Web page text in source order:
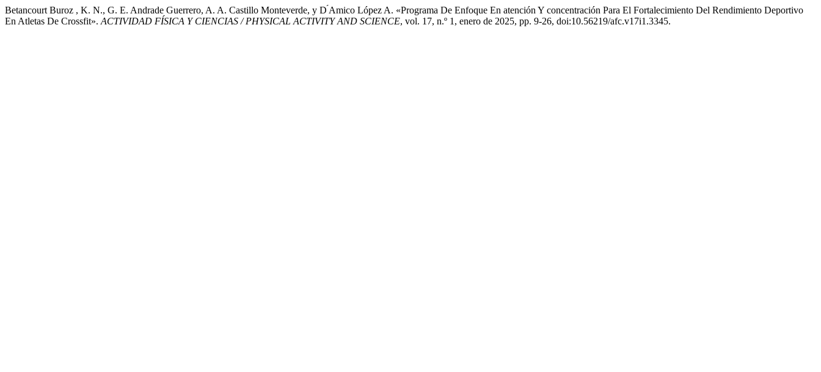
Betancourt Buroz , K. N., G. E. Andrade Guerrero, A. A. Castillo Monteverde, y D ́Amico López A. «Programa De Enfoque En atención Y concentración Para El Fortalecimiento Del Rendimiento Deportivo
En Atletas De Crossfit». ACTIVIDAD FÍSICA Y CIENCIAS / PHYSICAL ACTIVITY AND SCIENCE, vol. 17, n.º 1, enero de 2025, pp. 9-26, doi:10.56219/afc.v17i1.3345.